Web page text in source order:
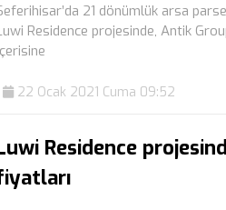
21 dönümlük arsa
Residence projesinde, Antik
22 Ocak 2021 Cuma 09:52
Residence